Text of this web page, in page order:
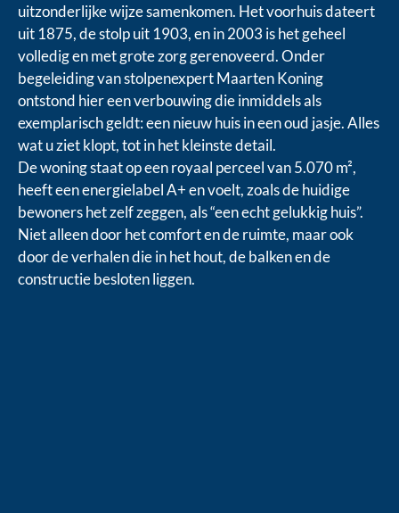
uitzonderlijke wijze samenkomen. Het voorhuis dateert
uit 1875, de stolp uit 1903, en in 2003 is het geheel
volledig en met grote zorg gerenoveerd. Onder
begeleiding van stolpenexpert Maarten Koning
ontstond hier een verbouwing die inmiddels als
exemplarisch geldt: een nieuw huis in een oud jasje. Alles
wat u ziet klopt, tot in het kleinste detail.
De woning staat op een royaal perceel van 5.070 m²,
heeft een energielabel A+ en voelt, zoals de huidige
bewoners het zelf zeggen, als “een echt gelukkig huis”.
Niet alleen door het comfort en de ruimte, maar ook
door de verhalen die in het hout, de balken en de
constructie besloten liggen.